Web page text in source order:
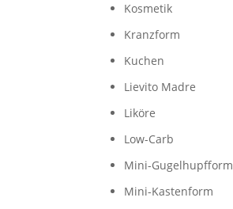
Kosmetik
Kranzform
Kuchen
Lievito Madre
Liköre
Low-Carb
Mini-Gugelhupfform
Mini-Kastenform